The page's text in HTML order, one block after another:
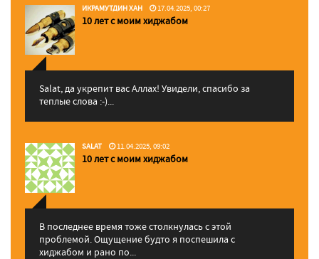
ИКРАМУТДИН ХАН 17.04.2025, 00:27
10 лет с моим хиджабом
Salat, да укрепит вас Аллаx! Увидели, спасибо за
теплые слова :-)...
SALAT 11.04.2025, 09:02
10 лет с моим хиджабом
В последнее время тоже столкнулась с этой
проблемой. Ощущение будто я поспешила с
хиджабом и рано по...